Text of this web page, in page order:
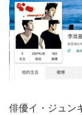
俳優イ・ジュン